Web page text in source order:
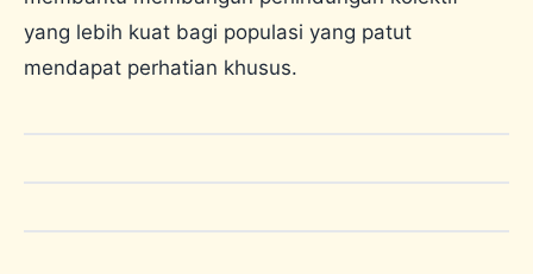
yang lebih kuat bagi populasi yang patut
mendapat perhatian khusus.